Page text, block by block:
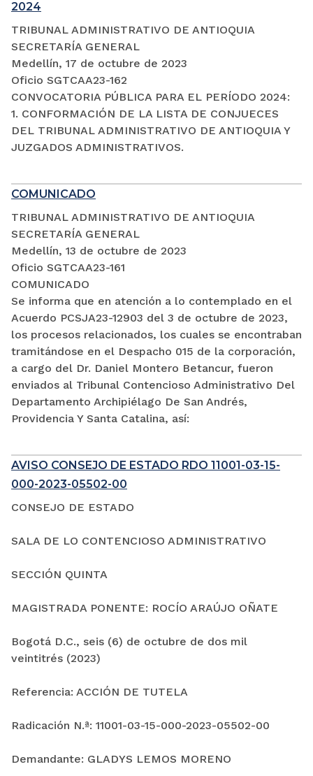
2024
TRIBUNAL ADMINISTRATIVO DE ANTIOQUIA
SECRETARÍA GENERAL
Medellín, 17 de octubre de 2023
Oficio SGTCAA23-162
CONVOCATORIA PÚBLICA PARA EL PERÍODO 2024:
1. CONFORMACIÓN DE LA LISTA DE CONJUECES
DEL TRIBUNAL ADMINISTRATIVO DE ANTIOQUIA Y
JUZGADOS ADMINISTRATIVOS.
COMUNICADO
TRIBUNAL ADMINISTRATIVO DE ANTIOQUIA
SECRETARÍA GENERAL
Medellín, 13 de octubre de 2023
Oficio SGTCAA23-161
COMUNICADO
Se informa que en atención a lo contemplado en el
Acuerdo PCSJA23-12903 del 3 de octubre de 2023,
los procesos relacionados, los cuales se encontraban
tramitándose en el Despacho 015 de la corporación,
a cargo del Dr. Daniel Montero Betancur, fueron
enviados al Tribunal Contencioso Administrativo Del
Departamento Archipiélago De San Andrés,
Providencia Y Santa Catalina, así:
AVISO CONSEJO DE ESTADO RDO 11001-03-15-
000-2023-05502-00
CONSEJO DE ESTADO
SALA DE LO CONTENCIOSO ADMINISTRATIVO
SECCIÓN QUINTA
MAGISTRADA PONENTE: ROCÍO ARAÚJO OÑATE
Bogotá D.C., seis (6) de octubre de dos mil
veintitrés (2023)
Referencia: ACCIÓN DE TUTELA
Radicación N.ª: 11001-03-15-000-2023-05502-00
Demandante: GLADYS LEMOS MORENO